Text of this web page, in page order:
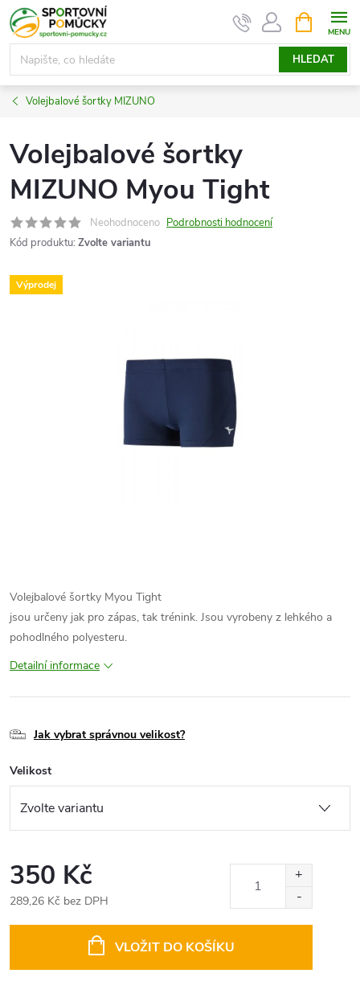
Přejít
na
obsah
HLEDAT
NÁKUPNÍ
KOŠÍK
Volejbalové šortky MIZUNO
Volejbalové šortky
MIZUNO Myou Tight
Neohodnoceno Podrobnosti hodnocení
Kód produktu: Zvolte variantu
Výprodej
Volejbalové šortky Myou Tight
jsou určeny jak pro zápas, tak trénink. Jsou vyrobeny z lehkého a
pohodlného polyesteru.
Detailní informace
Jak vybrat správnou velikost?
Velikost
350 Kč
289,26 Kč bez DPH
VLOŽIT DO KOŠÍKU